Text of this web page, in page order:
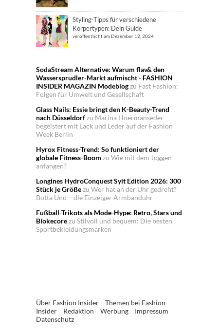
Styling-Tipps für verschiedene
Körpertypen: Dein Guide
veröffentlicht am Dezember 12, 2024
SodaStream Alternative: Warum flav& den
Wassersprudler-Markt aufmischt - FASHION
INSIDER MAGAZIN Modeblogzu Fast Fashion:
Folgen für Umwelt und Gesellschaft
Glass Nails: Essie bringt den K-Beauty-Trend
nach Düsseldorfzu Marina Hoermanseder
begeistert mit Lack und Leder auf der Fashion
Week Berlin
Hyrox Fitness-Trend: So funktioniert der
globale Fitness-Boom zu Wie mit dem Joggen
anfangen?
Longines HydroConquest Sylt Edition 2026: 300
Stück je Größezu Wer hat an der Uhr gedreht?
Botta Uno – die Einzeiger Armbanduhr
Fußball-Trikots als Mode-Hype: Retro, Stars und
Blokecorezu Stilvoll und bequem: Die besten
Sportbekleidungsmarken
Über Fashion Insider
Themen bei Fashion
Insider
Redaktion Werbung
Impressum
Datenschutz